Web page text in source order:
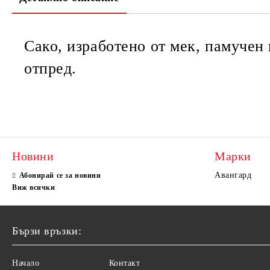
Сако, изработено от мек,
отпред.
Новини
Абонирай се за новини
Виж всички
Марки
Авангард
Бързи връзки:
Начало Контакт